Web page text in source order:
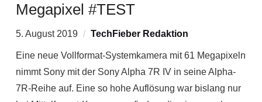
Megapixel #TEST
5. August 2019 TechFieber Redaktion
Eine neue Vollformat-Systemkamera mit 61 Megapixeln
nimmt Sony mit der Sony Alpha 7R IV in seine Alpha-
7R-Reihe auf. Eine so hohe Auflösung war bislang nur